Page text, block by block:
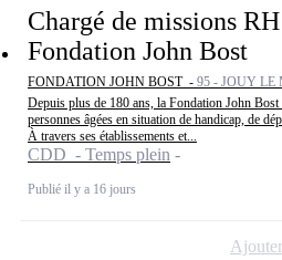
Chargé de missions
Fondation John Bost
FONDATION JOHN BOST - 95 - JOUY LE
Depuis plus de 180 ans, la Fondation John Bost
personnes âgées en situation de handicap, de
À travers ses établissements et...
CDD - Temps plein
Publié il y a 16 jours